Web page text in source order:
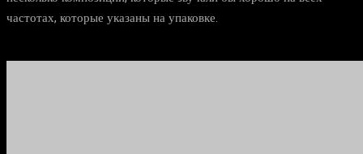
частотах, которые указаны на упаковке.